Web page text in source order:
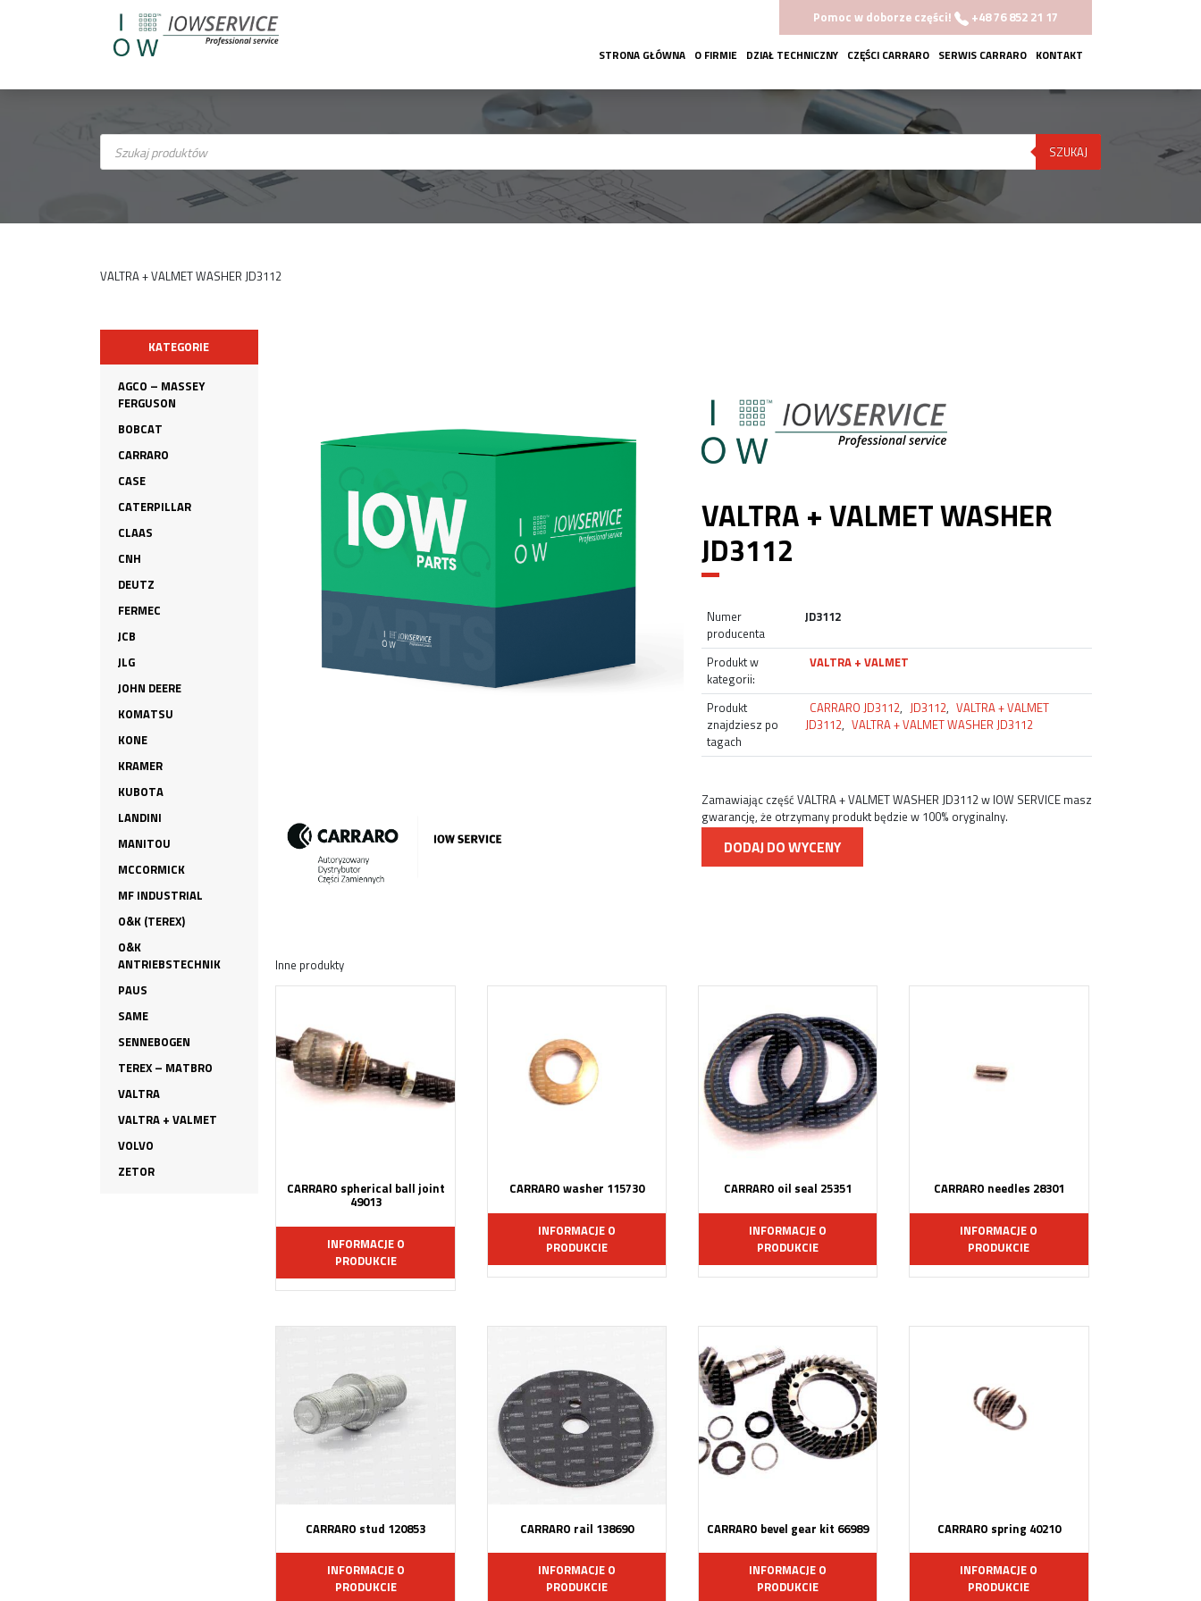
Pomoc w doborze części! +48 76 852 21 17
STRONA GŁÓWNA O FIRMIE DZIAŁ TECHNICZNY CZĘŚCI CARRARO SERWIS CARRARO KONTAKT
Wyszukiwarka
produktów SZUKAJ
VALTRA + VALMET WASHER JD3112
KATEGORIE
AGCO – MASSEY
FERGUSON
BOBCAT
CARRARO
CASE
CATERPILLAR
CLAAS
CNH
DEUTZ
FERMEC
JCB
JLG
JOHN DEERE
KOMATSU
KONE
KRAMER
KUBOTA
LANDINI
MANITOU
MCCORMICK
MF INDUSTRIAL
O&K (TEREX)
O&K
ANTRIEBSTECHNIK
PAUS
SAME
SENNEBOGEN
TEREX – MATBRO
VALTRA
VALTRA + VALMET
VOLVO
ZETOR
VALTRA + VALMET WASHER
JD3112
Numer
producenta
JD3112
Produkt w
kategorii:
VALTRA + VALMET
Produkt
znajdziesz po
tagach
CARRARO JD3112, JD3112, VALTRA + VALMET
JD3112, VALTRA + VALMET WASHER JD3112
Zamawiając część VALTRA + VALMET WASHER JD3112 w IOW SERVICE masz
gwarancję, że otrzymany produkt będzie w 100% oryginalny.
DODAJ DO WYCENY
Inne produkty
CARRARO spherical ball joint
49013
INFORMACJE O
PRODUKCIE
CARRARO washer 115730
INFORMACJE O
PRODUKCIE
CARRARO oil seal 25351
INFORMACJE O
PRODUKCIE
CARRARO needles 28301
INFORMACJE O
PRODUKCIE
CARRARO stud 120853
INFORMACJE O
PRODUKCIE
CARRARO rail 138690
INFORMACJE O
PRODUKCIE
CARRARO bevel gear kit 66989
INFORMACJE O
PRODUKCIE
CARRARO spring 40210
INFORMACJE O
PRODUKCIE